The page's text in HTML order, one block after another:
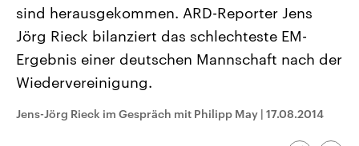
Landtagswahl Sachsen-Anhalt
2026
Alle Informationen
Sachsen-Anhalt wählt am 6.
September 2026 einen neuen
Landtag. Seit 2021 wird das
Bundesland von einer Koalition aus
Umfragen, Prognosen,
Wahlprogramme, aktuelle Berichte
USA
Aktuelle Beiträge,
Hintergründe
Wirtschaftlich und
gehören die Vereinigten
sind herausgekommen. ARD-Reporter Jens
Jörg Rieck bilanziert das schlechteste EM-
Ergebnis einer deutschen Mannschaft nach der
Wiedervereinigung.
Jens-Jörg Rieck im Gespräch mit Philipp May | 17.08.2014